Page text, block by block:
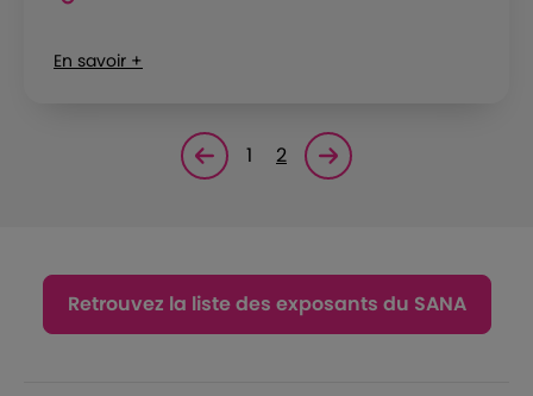
En savoir +
Page précédente
1 2 Page suivante<
Retrouvez la liste des exposants du SANA